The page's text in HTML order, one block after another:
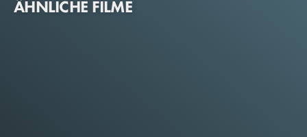
ÄHNLICHE FILME